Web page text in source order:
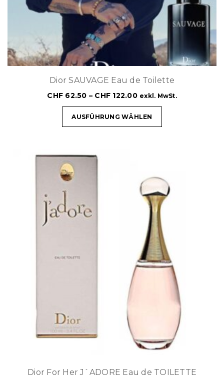
Dior SAUVAGE Eau de Toilette
CHF 62.50 – CHF 122.00 exkl. MwSt.
AUSFÜHRUNG WÄHLEN
Dior For Her J`ADORE Eau de TOILETTE